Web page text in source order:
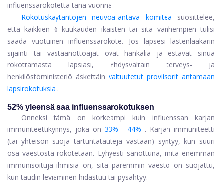
influenssarokotetta tänä vuonna
Rokotuskäytäntöjen neuvoa-antava komitea
suosittelee,
että kaikkien 6 kuukauden ikäisten tai sitä vanhempien tulisi
saada vuotuinen influenssarokote. Jos lapsesi lastenlääkärin
sijainti tai vastaanottoajat ovat hankalia ja estävät sinua
rokottamasta lapsiasi, Yhdysvaltain terveys- ja
henkilöstöministeriö äskettäin valtuutetut proviisorit antamaan
lapsirokotuksia .
52% yleensä saa influenssarokotuksen
Onneksi tämä on korkeampi kuin influenssan karjan
immuniteettikynnys, joka on 33% - 44% . Karjan immuniteetti
(tai yhteisön suoja tartuntatauteja vastaan) syntyy, kun suuri
osa väestöstä rokotetaan. Lyhyesti sanottuna, mitä enemmän
immunisoituja ihmisiä on, sitä paremmin väestö on suojattu,
kun taudin leviäminen hidastuu tai pysähtyy.